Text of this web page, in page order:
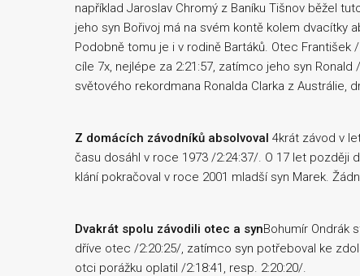
například Jaroslav Chromý z Baníku Tišnov běžel
jeho syn Bořivoj má na svém kontě kolem dvacítky
Podobně tomu je i v rodině Bartáků. Otec František
cíle 7x, nejlépe za 2:21:57, zatímco jeho syn
světového rekordmana Ronalda Clarka z Austrálie,
Z domácích závodníků absolvoval 4krát závod v
času dosáhl v roce 1973 /2:24:37/. O 17 let později
klání pokračoval v roce 2001 mladší syn Marek.
Dvakrát spolu závodili otec a synBohumír Ondrák
dříve otec /2:20:25/, zatímco syn potřeboval ke
otci porážku oplatil /2:18:41, resp. 2:20:20/.